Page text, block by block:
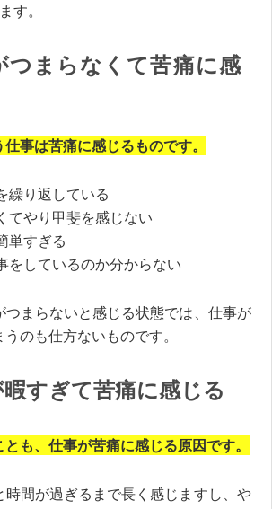
す。
つまらなくて苦痛に感
事は苦痛に感じるものです。
繰り返している
てやり甲斐を感じない
単すぎる
をしているのか分からない
つまらないと感じる状態では、仕事が
のも仕方ないものです。
すぎて苦痛に感じる
も、仕事が苦痛に感じる原因です。
時間が過ぎるまで長く感じますし、や